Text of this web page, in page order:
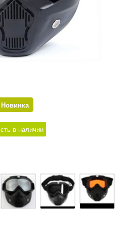
Новинка
в наличии